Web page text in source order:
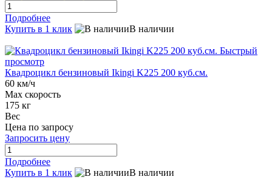
Подробнее
Купить в 1 клик
В наличии
Быстрый
просмотр
Квадроцикл бензиновый Ikingi K225 200 куб.см.
60 км/ч
Max скорость
175 кг
Вес
Цена по запросу
Запросить цену
Подробнее
Купить в 1 клик
В наличии